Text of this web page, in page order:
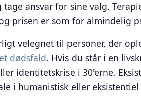
tage ansvar for sine valg.
prisen er som for almindelig
velegnet til personer, der
dødsfald. Hvis du står i en
identitetskrise i 30'erne.
i humanistisk eller